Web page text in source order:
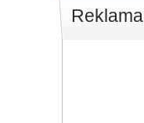
Reklama